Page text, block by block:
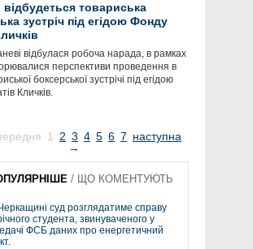
відбудеться товариська
зустріч під егідою Фонду
відбулася робоча нарада, в рамках
перспективи проведення в
боксерської зустрічі під егідою
Кличків.
1 2 3 4 5 6 7 наступна
→
/ ЩО КОМЕНТУЮТЬ
суд розглядатиме справу
студента, звинуваченого у
ФСБ даних про енергетичний